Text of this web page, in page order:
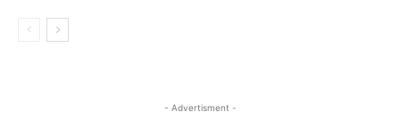
- Advertisment -